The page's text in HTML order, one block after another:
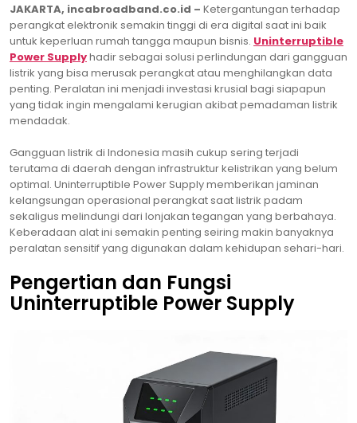
JAKARTA, incabroadband.co.id – Ketergantungan terhadap
perangkat elektronik semakin tinggi di era digital saat ini baik
untuk keperluan rumah tangga maupun bisnis. Uninterruptible
Power Supplyhadir sebagai solusi perlindungan dari gangguan
listrik yang bisa merusak perangkat atau menghilangkan data
penting. Peralatan ini menjadi investasi krusial bagi siapapun
yang tidak ingin mengalami kerugian akibat pemadaman listrik
mendadak.
Gangguan listrik di Indonesia masih cukup sering terjadi
terutama di daerah dengan infrastruktur kelistrikan yang belum
optimal. Uninterruptible Power Supply memberikan jaminan
kelangsungan operasional perangkat saat listrik padam
sekaligus melindungi dari lonjakan tegangan yang berbahaya.
Keberadaan alat ini semakin penting seiring makin banyaknya
peralatan sensitif yang digunakan dalam kehidupan sehari-hari.
Pengertian dan Fungsi
Uninterruptible Power Supply